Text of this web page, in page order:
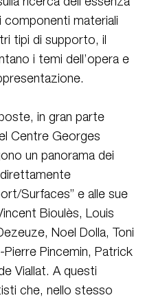
componenti materiali
tipi di supporto, il
i temi dell’opera e
in gran parte
Centre Georges
un panorama dei
direttamente
Surfaces” e alle sue
Bioulès, Louis
Noel Dolla, Toni
Pierre Pincemin, Patrick
Viallat. A questi
che, nello stesso